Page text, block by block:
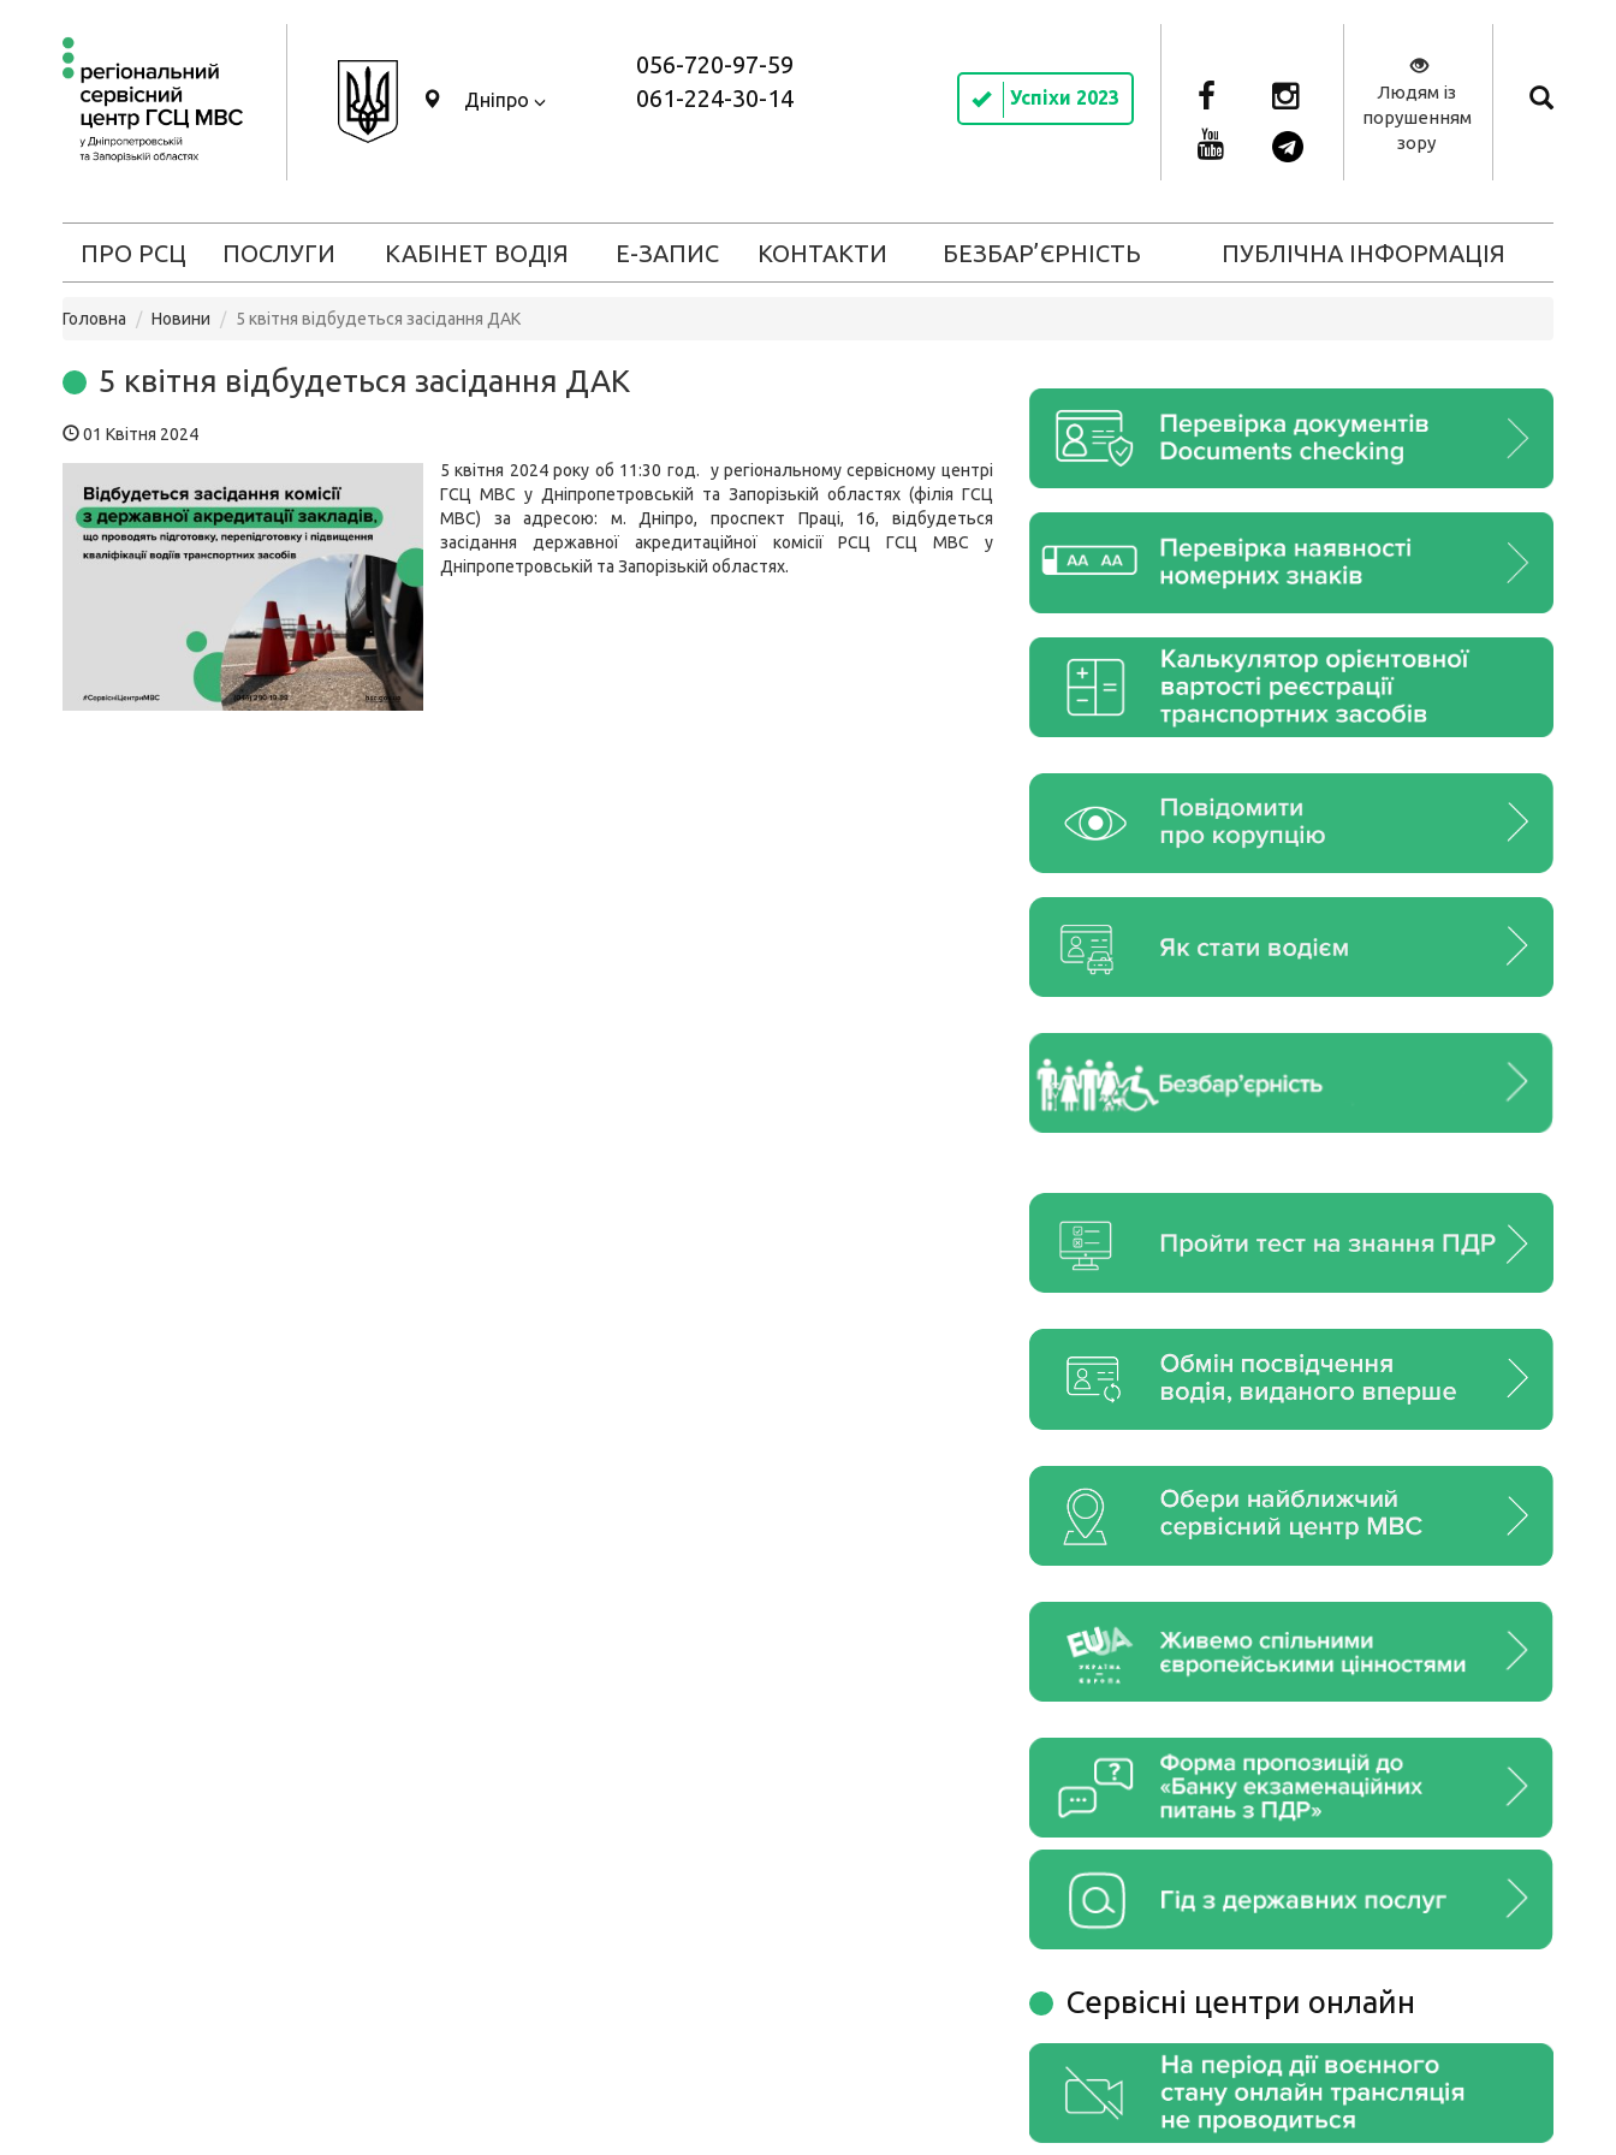
Дніпро
056-720-97-59
061-224-30-14
Успіхи 2023
Людям із
порушенням
зору
ПРО РСЦ ПОСЛУГИ КАБІНЕТ ВОДІЯ Е-ЗАПИС КОНТАКТИ БЕЗБАР’ЄРНІСТЬ ПУБЛІЧНА ІНФОРМАЦІЯ
Головна Новини 5 квітня відбудеться засідання ДАК
5 квітня відбудеться засідання ДАК
01 Квітня 2024
5 квітня 2024 року об 11:30 год. у регіональному сервісному центрі
ГСЦ МВС у Дніпропетровській та Запорізькій областях (філія ГСЦ
МВС) за адресою: м. Дніпро, проспект Праці, 16, відбудеться
засідання державної акредитаційної комісії РСЦ ГСЦ МВС у
Дніпропетровській та Запорізькій областях.
Сервiснi центри онлайн